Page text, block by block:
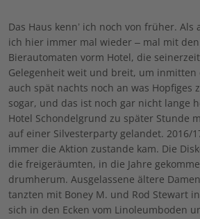
Das Haus kenn’ ich noch von früher.
ich hier immer mal wieder – mal mit
Bierautomaten vorm Hotel, die
Gelegenheit weit und breit, um inmitten
auch spät nachts noch an was Hopfiges
sogar, und das ist noch gar nicht lange
Hotel Schondelgrund zu später Stunde
auf einer Silvesterparty gelandet. 2016/
immer die Aktion zustande kam. Die
die freigeräumten, in die Jahre
drumherum. Ausgelassene ältere
tanzten mit Boney M. und Rod Stewart
sich in den Ecken vom Linoleumboden